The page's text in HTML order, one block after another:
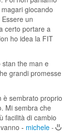
giocando
un
certo portare a
ho idea la FIT
the man e
grandi promesse
è sembrato proprio
Mi sembra che
facilità di cambio
- michele -